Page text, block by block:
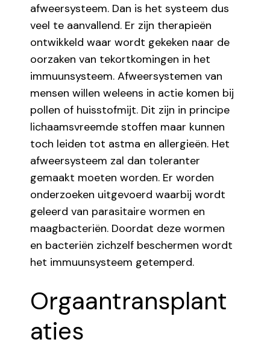
afweersysteem. Dan is het systeem dus
veel te aanvallend. Er zijn therapieën
ontwikkeld waar wordt gekeken naar de
oorzaken van tekortkomingen in het
immuunsysteem. Afweersystemen van
mensen willen weleens in actie komen bij
pollen of huisstofmijt. Dit zijn in principe
lichaamsvreemde stoffen maar kunnen
toch leiden tot astma en allergieën. Het
afweersysteem zal dan toleranter
gemaakt moeten worden. Er worden
onderzoeken uitgevoerd waarbij wordt
geleerd van parasitaire wormen en
maagbacteriën. Doordat deze wormen
en bacteriën zichzelf beschermen wordt
het immuunsysteem getemperd.
Orgaantransplant
aties